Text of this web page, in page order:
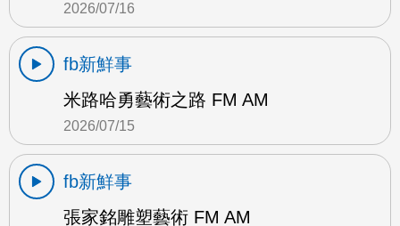
2026/07/16
fb新鮮事
米路哈勇藝術之路 FM AM
2026/07/15
fb新鮮事
張家銘雕塑藝術 FM AM